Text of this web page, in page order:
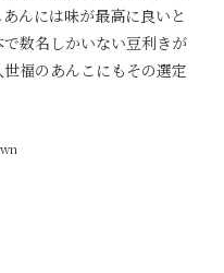
んには味が最高に良いと
数名しかいない豆利きが
福のあんこにもその選定